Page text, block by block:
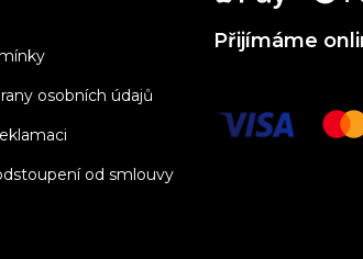
osobních údajů
od smlouvy
Přijímáme